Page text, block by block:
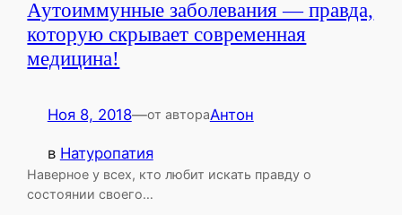
Аутоиммунные заболевания — правда,
которую скрывает современная
медицина!
Ноя 8, 2018—от автораАнтон
в Натуропатия
Наверное у всех, кто любит искать правду о
состоянии своего…